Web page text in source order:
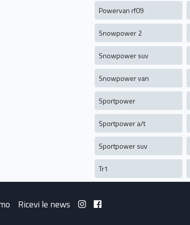
Powervan rf09
Snowpower 2
Snowpower suv
Snowpower van
Sportpower
Sportpower a/t
Sportpower suv
Tr1
Ricevi le news